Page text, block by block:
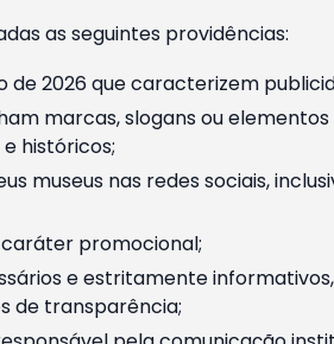
as seguintes providências:
2026 que caracterizem
marcas, slogans ou
históricos;
museus nas redes sociais,
promocional;
e estritamente
de transparência;